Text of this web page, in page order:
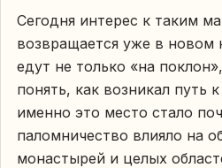
Сегодня интерес к таким
возвращается уже в новом
едут не только «на
понять, как возникал путь
именно это место стало
паломничество влияло на
монастырей и целых